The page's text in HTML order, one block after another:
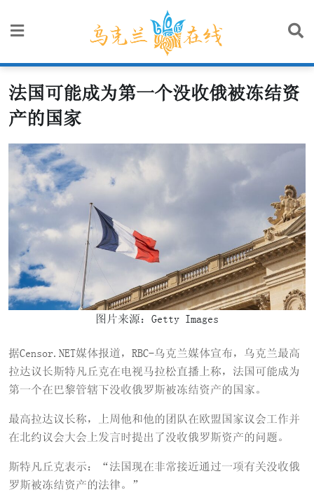
法国可能成为第一个没收俄被冻结资
产的国家
图片来源：Getty Images
据Censor.NET媒体报道，RBC-乌克兰媒体宣布，乌克兰最高
拉达议长斯特凡丘克在电视马拉松直播上称，法国可能成为
第一个在巴黎管辖下没收俄罗斯被冻结资产的国家。
最高拉达议长称，上周他和他的团队在欧盟国家议会工作并
在北约议会大会上发言时提出了没收俄罗斯资产的问题。
斯特凡丘克表示：“法国现在非常接近通过一项有关没收俄
罗斯被冻结资产的法律。”